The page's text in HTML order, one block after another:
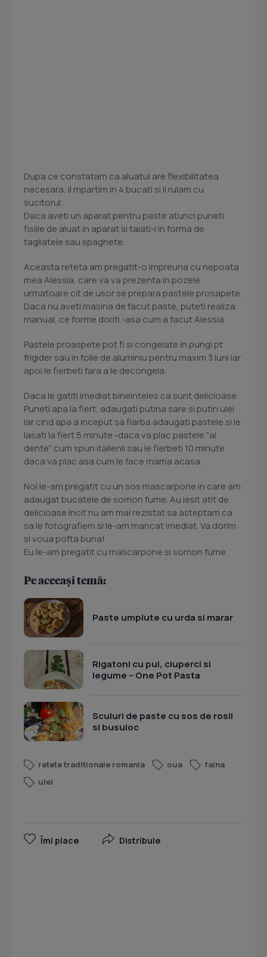
Dupa ce constatam ca aluatul are flexibilitatea
necesara, il mpartim in 4 bucati si il rulam cu
sucitorul.
Daca aveti un aparat pentru paste atunci puneti
fisiile de aluat in aparat si taiati-l in forma de
tagliatele sau spaghete.
Aceasta reteta am pregatit-o impreuna cu nepoata
mea Alessia, care va va prezenta in pozele
urmatoare cit de usor se prepara pastele prosapete.
Daca nu aveti masina de facut paste, puteti realiza
manual, ce forme doriti -asa cum a facut Alessia
Pastele proaspete pot fi si congelate in pungi pt
frigider sau in folie de aluminiu pentru maxim 3 luni iar
apoi le fierbeti fara a le decongela.
Daca le gatiti imediat bineinteles ca sunt delicioase.
Puneti apa la fiert, adaugati putina sare si putin ulei
iar cind apa a inceput sa fiarba adaugati pastele si le
lasati la fiert 5 minute -daca va plac pastele "al
dente" cum spun italienii sau le fierbeti 10 minute
daca va plac asa cum le face mama acasa.
Noi le-am pregatit cu un sos mascarpone in care am
adaugat bucatele de somon fume. Au iesit atit de
delicioase incit nu am mai rezistat sa asteptam ca
sa le fotografiem si le-am mancat imediat. Va dorim
si voua pofta buna!
Eu le-am pregatit cu mascarpone si somon fume.
Pe aceeași temă:
Paste umplute cu urda si marar
Rigatoni cu pui, ciuperci si
legume – One Pot Pasta
Sculuri de paste cu sos de rosii
si busuioc
retete traditionale romania oua
faina
ulei
Îmi place Distribuie